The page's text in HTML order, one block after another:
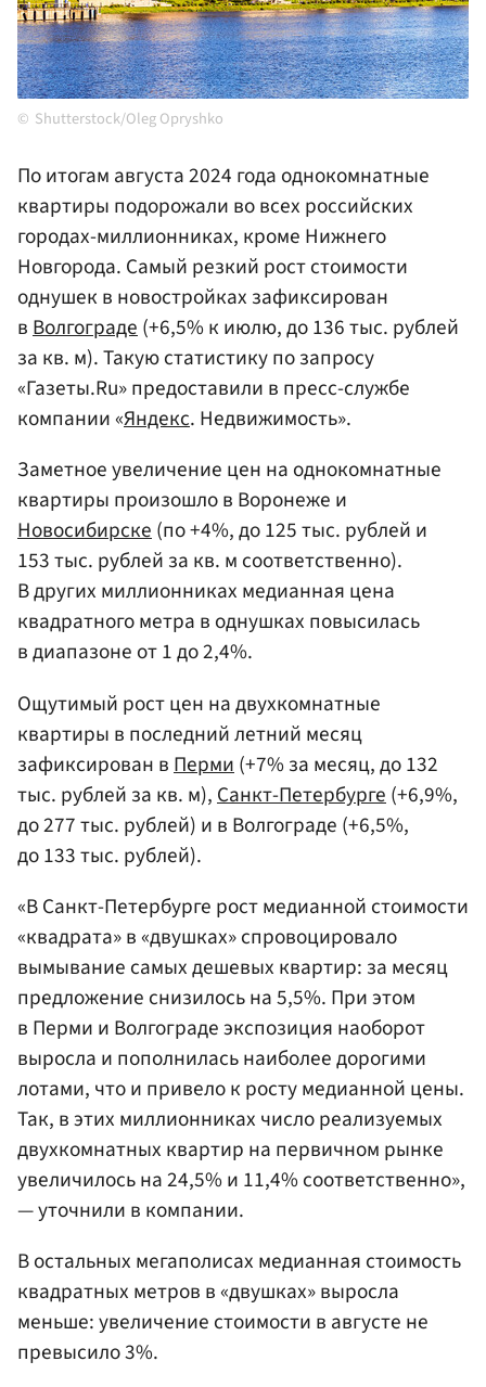
Shutterstock/Oleg Opryshko
По итогам августа 2024 года однокомнатные
квартиры подорожали во всех российских
городах-миллионниках, кроме Нижнего
Новгорода. Самый резкий рост стоимости
однушек в новостройках зафиксирован
вВолгограде(+6,5% к июлю, до 136 тыс. рублей
за кв. м). Такую статистику по запросу
«Газеты.Ru» предоставили в пресс-службе
компании «Яндекс. Недвижимость».
Заметное увеличение цен на однокомнатные
квартиры произошло в Воронеже и
Новосибирске(по +4%, до 125 тыс. рублей и
153 тыс. рублей за кв. м соответственно).
В других миллионниках медианная цена
квадратного метра в однушках повысилась
в диапазоне от 1 до 2,4%.
Ощутимый рост цен на двухкомнатные
квартиры в последний летний месяц
зафиксирован в Перми (+7% за месяц, до 132
тыс. рублей за кв. м), Санкт-Петербурге (+6,9%,
до 277 тыс. рублей) и в Волгограде (+6,5%,
до 133 тыс. рублей).
«В Санкт-Петербурге рост медианной стоимости
«квадрата» в «двушках» спровоцировало
вымывание самых дешевых квартир: за месяц
предложение снизилось на 5,5%. При этом
в Перми и Волгограде экспозиция наоборот
выросла и пополнилась наиболее дорогими
лотами, что и привело к росту медианной цены.
Так, в этих миллионниках число реализуемых
двухкомнатных квартир на первичном рынке
увеличилось на 24,5% и 11,4% соответственно»,
— уточнили в компании.
В остальных мегаполисах медианная стоимость
квадратных метров в «двушках» выросла
меньше: увеличение стоимости в августе не
превысило 3%.